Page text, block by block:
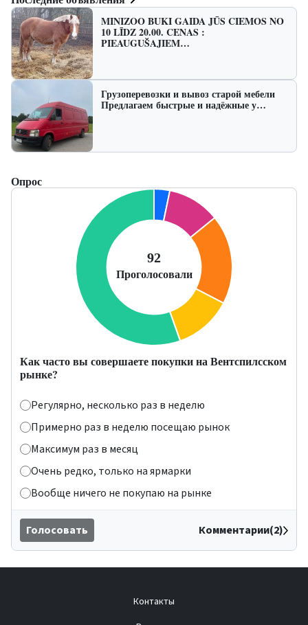
MINIZOO BUKI GAIDA JŪS CIEMOS NO
10 LĪDZ 20.00. CENAS :
PIEAUGUŠAJIEM…
Грузоперевозки и вывоз старой мебели
Предлагаем быстрые и надёжные у…
Опрос
Как часто вы совершаете покупки на Вентспилсском
рынке?
Регулярно, несколько раз в неделю
Примерно раз в неделю посещаю рынок
Максимум раз в месяц
Очень редко, только на ярмарки
Вообще ничего не покупаю на рынке
Голосовать Комментарии(2)
Контакты